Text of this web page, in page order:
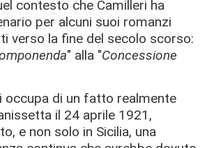
contesto che Camilleri ha
per alcuni suoi romanzi
verso la fine del secolo scorso:
" alla "Concessione
occupa di un fatto realmente
il 24 aprile 1921,
e non solo in Sicilia, una